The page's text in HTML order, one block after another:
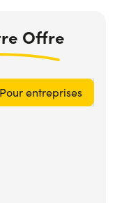
Offre
Pour entreprises